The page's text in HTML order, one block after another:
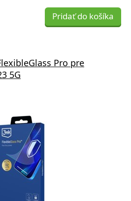
Pridať do košíka
Pro pre
5G